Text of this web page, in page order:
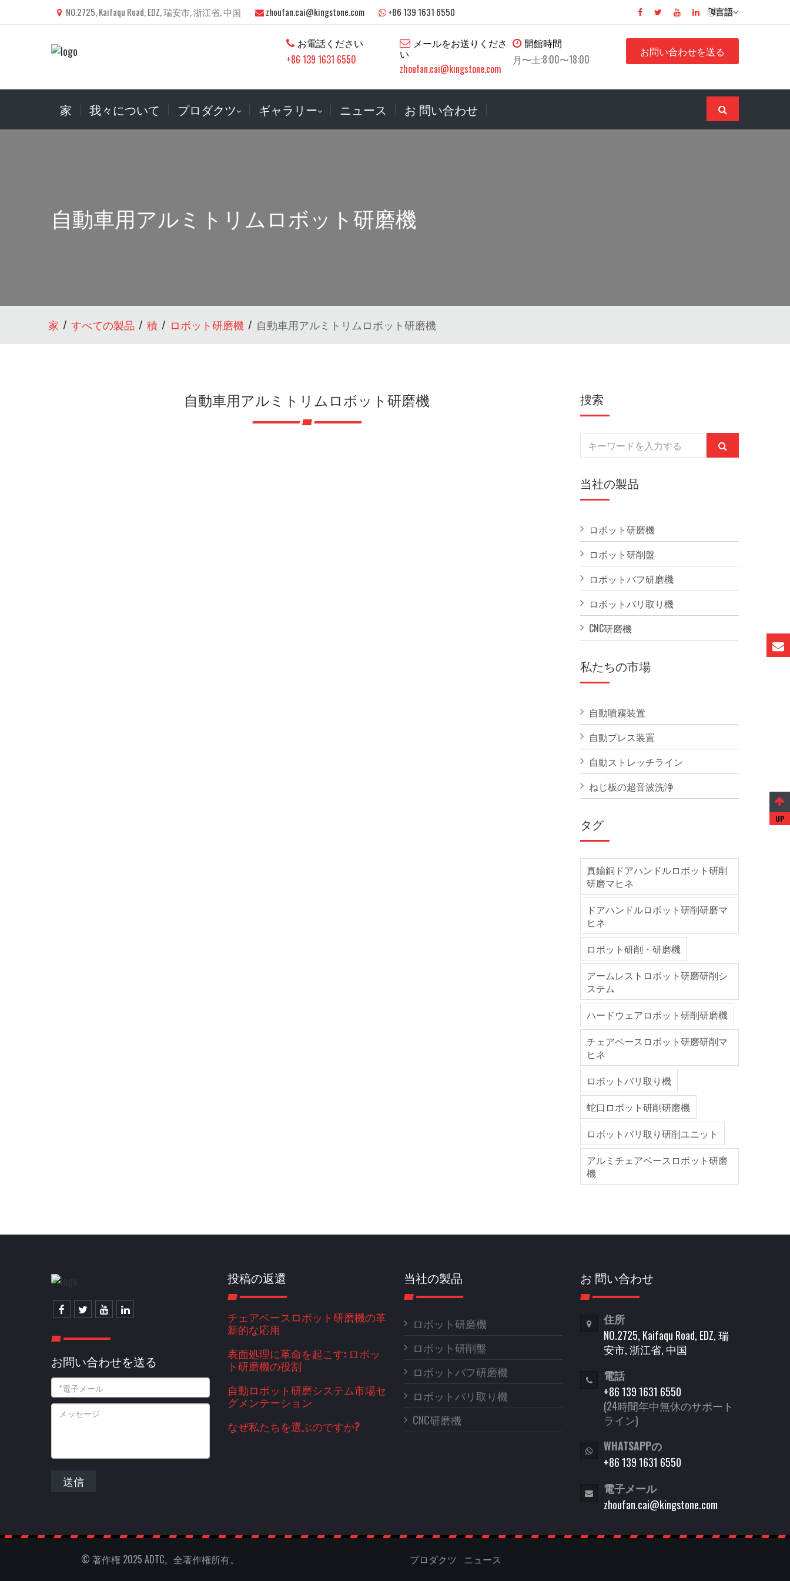
NO.2725, Kaifaqu Road, EDZ, 瑞安市, 浙江省, 中国 zhoufan.cai@kingstone.com +86 139 1631 6550 言語
お電話ください
+86 139 1631 6550
メールをお送りくださ
い
zhoufan.cai@kingstone.com
開館時間
月〜土:8:00〜18:00
お問い合わせを送る
家 我々について プロダクツ ギャラリー ニュース お 問い合わせ
自動車用アルミトリムロボット研磨機
家 すべての製品 積 ロボット研磨機 自動車用アルミトリムロボット研磨機
自動車用アルミトリムロボット研磨機 捜索
当社の製品
ロボット研磨機
ロボット研削盤
ロボットバフ研磨機
ロボットバリ取り機
CNC研磨機
私たちの市場
自動噴霧装置
自動プレス装置
自動ストレッチライン
ねじ板の超音波洗浄
タグ
真鍮銅ドアハンドルロボット研削
研磨マヒネ
ドアハンドルロボット研削研磨マ
ヒネ
ロボット研削・研磨機
アームレストロボット研磨研削シ
ステム
ハードウェアロボット研削研磨機
チェアベースロボット研磨研削マ
ヒネ
ロボットバリ取り機
蛇口ロボット研削研磨機
ロボットバリ取り研削ユニット
アルミチェアベースロボット研磨
機
お問い合わせを送る
送信
投稿の返還
チェアベースロボット研磨機の革
新的な応用
表面処理に革命を起こす: ロボッ
ト研磨機の役割
自動ロボット研磨システム市場セ
グメンテーション
なぜ私たちを選ぶのですか?
当社の製品
ロボット研磨機
ロボット研削盤
ロボットバフ研磨機
ロボットバリ取り機
CNC研磨機
お 問い合わせ
住所
NO.2725, Kaifaqu Road, EDZ, 瑞
安市, 浙江省, 中国
電話
+86 139 1631 6550
(24時間年中無休のサポート
ライン)
WHATSAPPの
+86 139 1631 6550
電子メール
zhoufan.cai@kingstone.com
© 著作権 2025 ADTC。全著作権所有。 プロダクツ ニュース